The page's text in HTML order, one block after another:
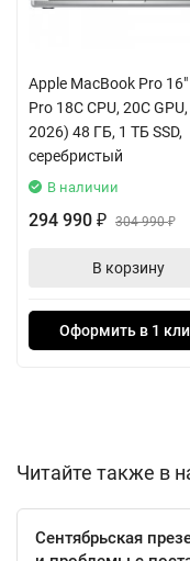
или точная ретушь
Высокая
автономности.
до 14 часов работы в
сессии.
Ноутбук создан для
SDXC открывают
Мультимедийные
а три студийных
Apple MacBook Pro
Pro 18C CPU, 20C GPU,
2026) 48 ГБ, 1 ТБ SSD,
серебристый
В наличии
294 990 ₽ 304 990₽
В корзину
Оформить в 1
Читайте также в
Сентябрьская